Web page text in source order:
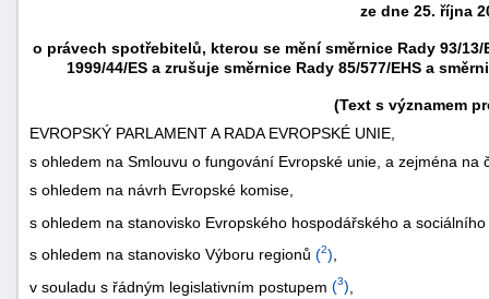
ze dne 25. října
o právech spotřebitelů, kterou se mění směrnice Rady 93/
1999/44/ES a zrušuje směrnice Rady 85/577/EHS a
(Text s významem
EVROPSKÝ PARLAMENT A RADA EVROPSKÉ UNIE,
s ohledem na Smlouvu o fungování Evropské unie, a zejména na
s ohledem na návrh Evropské komise,
s ohledem na stanovisko Evropského hospodářského a
s ohledem na stanovisko Výboru regionů (2)
v souladu s řádným legislativním postupem (3)
náhrady